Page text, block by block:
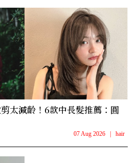
太減齡！6款中長髮推薦：圓
07 Aug 2026 | hair